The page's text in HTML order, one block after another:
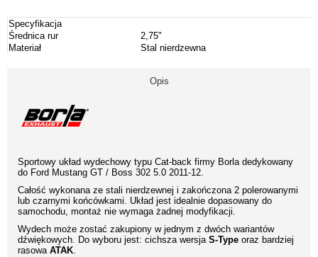
Specyfikacja
Średnica rur
2,75"
Materiał
Stal nierdzewna
Opis
Sportowy układ wydechowy typu Cat-back firmy Borla dedykowany
do Ford Mustang GT / Boss 302 5.0 2011-12.
Całość wykonana ze stali nierdzewnej i zakończona 2 polerowanymi
lub czarnymi końcówkami. Układ jest idealnie dopasowany do
samochodu, montaż nie wymaga żadnej modyfikacji.
Wydech może zostać zakupiony w jednym z dwóch wariantów
dźwiękowych. Do wyboru jest: cichsza wersja S-Type oraz bardziej
rasowa ATAK.